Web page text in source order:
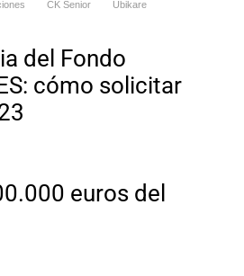
CK Senior Ubikare
del Fondo
cómo solicitar
euros del